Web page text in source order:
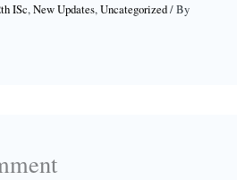
ISc,New Updates,Uncategorized/ By